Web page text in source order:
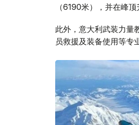
（6190米），并在峰
此外，意大利武装力量
员救援及装备使用等专